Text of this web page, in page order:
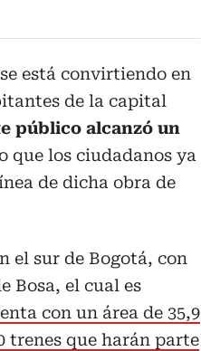
está convirtiendo en
de la capital
público alcanzó un
que los ciudadanos ya
de dicha obra de
el sur de Bogotá, con
Bosa, el cual es
con un área de 35,9
trenes que harán parte